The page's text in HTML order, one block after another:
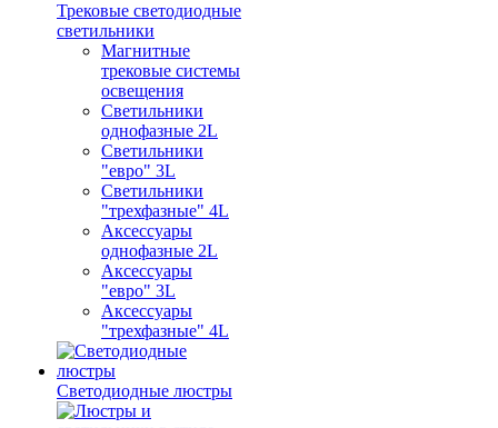
Трековые светодиодные
светильники
Магнитные
трековые системы
освещения
Светильники
однофазные 2L
Светильники
"евро" 3L
Светильники
"трехфазные" 4L
Аксессуары
однофазные 2L
Аксессуары
"евро" 3L
Аксессуары
"трехфазные" 4L
Светодиодные люстры